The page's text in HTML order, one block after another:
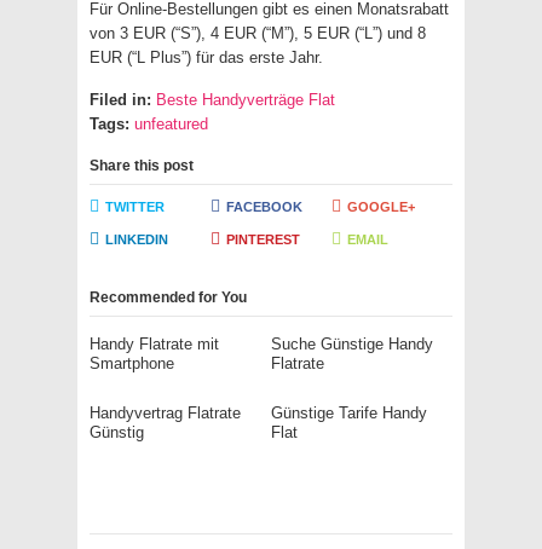
Für Online-Bestellungen gibt es einen Monatsrabatt
von 3 EUR (“S”), 4 EUR (“M”), 5 EUR (“L”) und 8
EUR (“L Plus”) für das erste Jahr.
Filed in: Beste Handyverträge Flat
Tags: unfeatured
Share this post
TWITTER FACEBOOK GOOGLE+
LINKEDIN PINTEREST EMAIL
Recommended for You
Handy Flatrate mit
Smartphone
Suche Günstige Handy
Flatrate
Handyvertrag Flatrate
Günstig
Günstige Tarife Handy
Flat